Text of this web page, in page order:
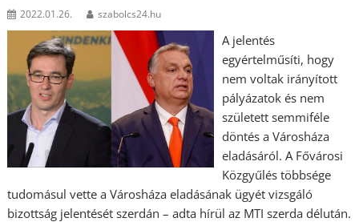
2022.01.26. szabolcs24.hu
A jelentés
egyértelműsíti, hogy
nem voltak irányított
pályázatok és nem
született semmiféle
döntés a Városháza
eladásáról. A Fővárosi
Közgyűlés többsége
tudomásul vette a Városháza eladásának ügyét vizsgáló
bizottság jelentését szerdán – adta hírül az MTI szerda délután.